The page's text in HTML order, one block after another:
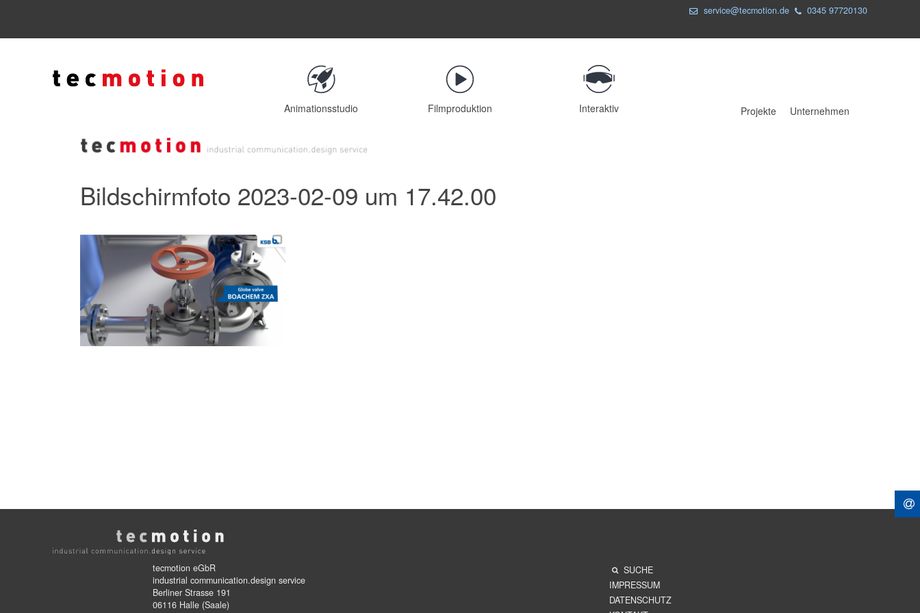
0345 97720130
service@tecmotion.de
Animationsstudio Filmproduktion Interaktiv Projekte Unternehmen
Bildschirmfoto 2023-02-09 um 17.42.00
tecmotion eGbR
industrial communication.design service
Berliner Strasse 191
06116 Halle (Saale)
SUCHE
IMPRESSUM
DATENSCHUTZ